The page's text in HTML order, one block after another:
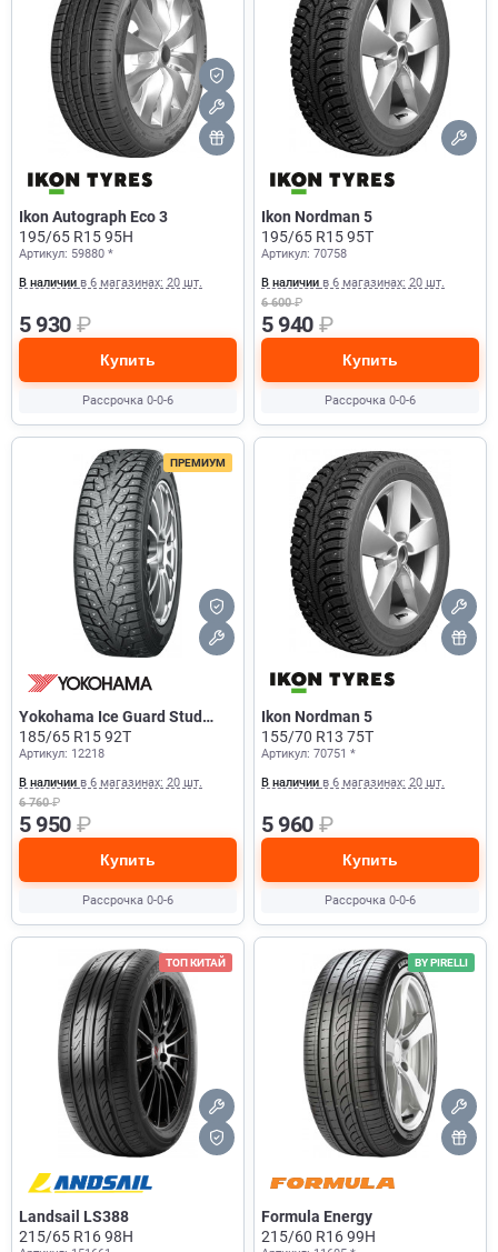
Ikon Autograph Eco 3
195/65 R15 95H
Артикул: 59880 *
В наличии в 6 магазинах: 20 шт.
5 930 ₽
Купить
Рассрочка 0-0-6
Ikon Nordman 5
195/65 R15 95T
Артикул: 70758
В наличии в 6 магазинах: 20 шт.
6 600₽
5 940 ₽
Купить
Рассрочка 0-0-6
ПРЕМИУМ
Yokohama Ice Guard Stud
IG55
185/65 R15 92T
Артикул: 12218
В наличии в 6 магазинах: 20 шт.
6 760₽
5 950 ₽
Купить
Рассрочка 0-0-6
Ikon Nordman 5
155/70 R13 75T
Артикул: 70751 *
В наличии в 6 магазинах: 20 шт.
5 960 ₽
Купить
Рассрочка 0-0-6
ТОП КИТАЙ
Landsail LS388
215/65 R16 98H
BY PIRELLI
Formula Energy
215/60 R16 99H